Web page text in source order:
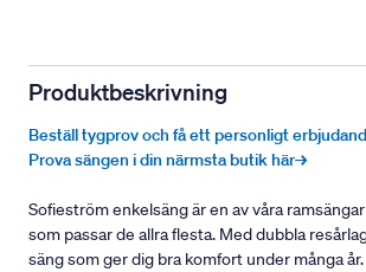
Produktbeskrivning
Beställ tygprov och få ett personligt
Prova sängen i din närmsta butik här→
Sofieström enkelsäng är en av våra
som passar de allra flesta. Med dubbla
säng som ger dig bra komfort under många